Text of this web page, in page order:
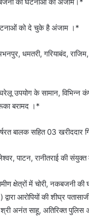
को दे चुके है अंजाम ।*
धमतरी, गरियाबंद,
उपयोग के सामान, विभिन्न
बरामद ।*
बालक सहित 03 खरीददार
पाटन, रानीतराई की संयुक्त
क्षेत्रों में चोरी, नकबजनी
आरोपियों की शीघ्र
श्री अनंत साहू, अतिरिक्त